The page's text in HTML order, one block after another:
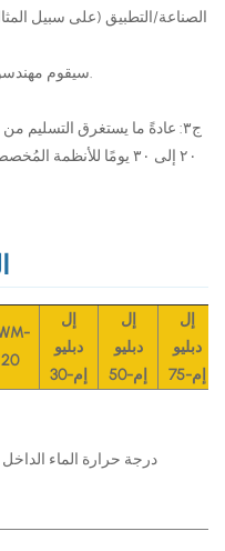
الصناعة/التطبيق (على سبيل
سيقوم مهندسونا بترشيح أفضل طراز لك خلال 24 ساعة.
٢٠ إلى ٣٠ يومًا للأنظمة
20
إل
دبليو
إم-30
إل
دبليو
إم-50
إل
دبليو
إم-75
درجة حرارة الماء الداخل +15-120 درجة